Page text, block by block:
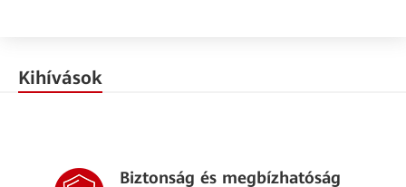
Kihívások
Biztonság és megbízhatóság